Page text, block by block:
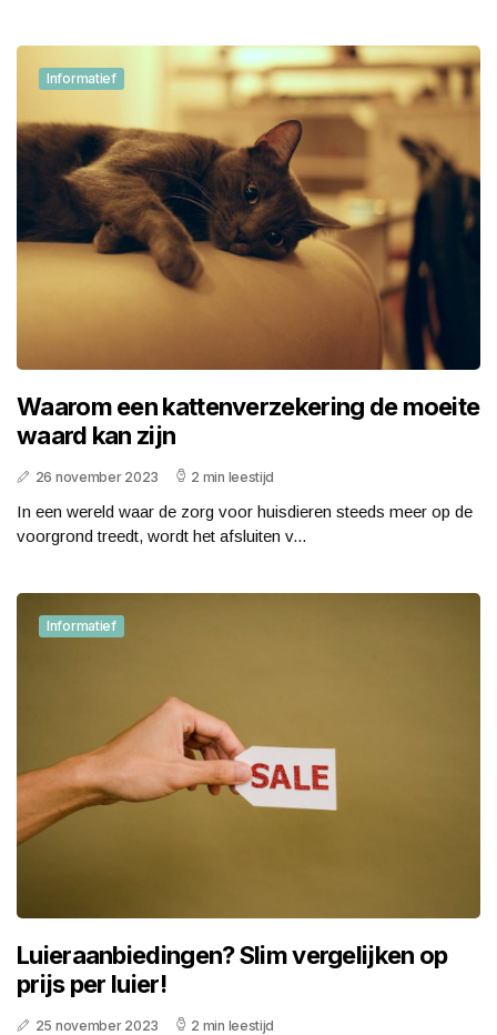
Informatief
Waarom een kattenverzekering de moeite
waard kan zijn
26 november 2023 2 min leestijd
In een wereld waar de zorg voor huisdieren steeds meer op de
voorgrond treedt, wordt het afsluiten v...
Informatief
Luieraanbiedingen? Slim vergelijken op
prijs per luier!
25 november 2023 2 min leestijd